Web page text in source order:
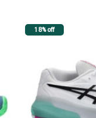
18% off